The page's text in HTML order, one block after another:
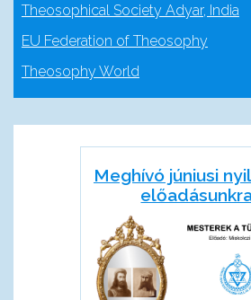
Theosophical Society Adyar, India
EU Federation of Theosophy
Theosophy World
Meghívó júniusi